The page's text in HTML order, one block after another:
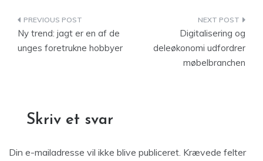
Indlægsnavigation
Ny trend: jagt er en af de
unges foretrukne hobbyer
Digitalisering og
deleøkonomi udfordrer
møbelbranchen
Skriv et svar
Din e-mailadresse vil ikke blive publiceret. Krævede felter